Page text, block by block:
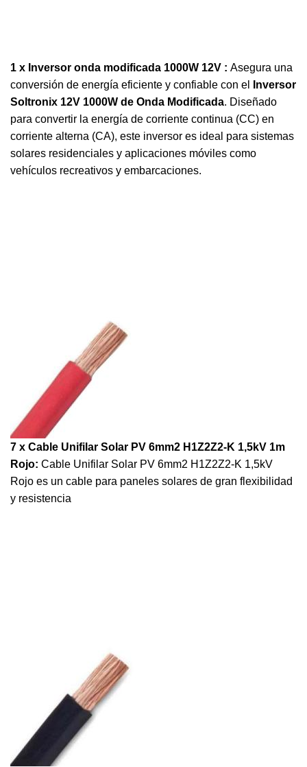
1 x Inversor onda modificada 1000W 12V : Asegura una
conversión de energía eficiente y confiable con el
Inversor
Soltronix 12V 1000W de Onda Modificada. Diseñado
para convertir la energía de corriente continua (CC) en
corriente alterna (CA), este inversor es ideal para sistemas
solares residenciales y aplicaciones móviles como
vehículos recreativos y embarcaciones.
7 x Cable Unifilar Solar PV 6mm2 H1Z2Z2-K 1,5kV 1m
Rojo: Cable Unifilar Solar PV 6mm2 H1Z2Z2-K 1,5kV
Rojo es un cable para paneles solares de gran flexibilidad
y resistencia